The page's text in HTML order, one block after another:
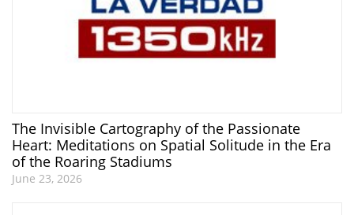
The Invisible Cartography of the Passionate
Heart: Meditations on Spatial Solitude in the Era
of the Roaring Stadiums
June 23, 2026